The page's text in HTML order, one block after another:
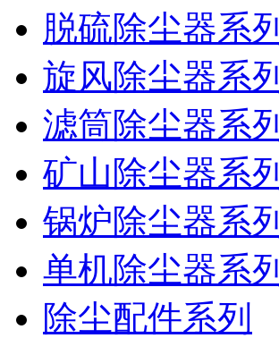
脱硫除尘器系列
旋风除尘器系列
滤筒除尘器系列
矿山除尘器系列
锅炉除尘器系列
单机除尘器系列
除尘配件系列